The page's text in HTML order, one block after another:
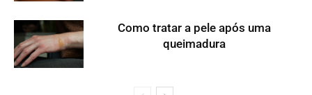
Como tratar a pele após uma
queimadura